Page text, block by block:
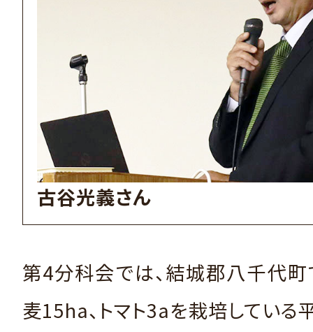
古谷光義さん
第4分科会では、結城郡八千代町
麦15ha、トマト3aを栽培している